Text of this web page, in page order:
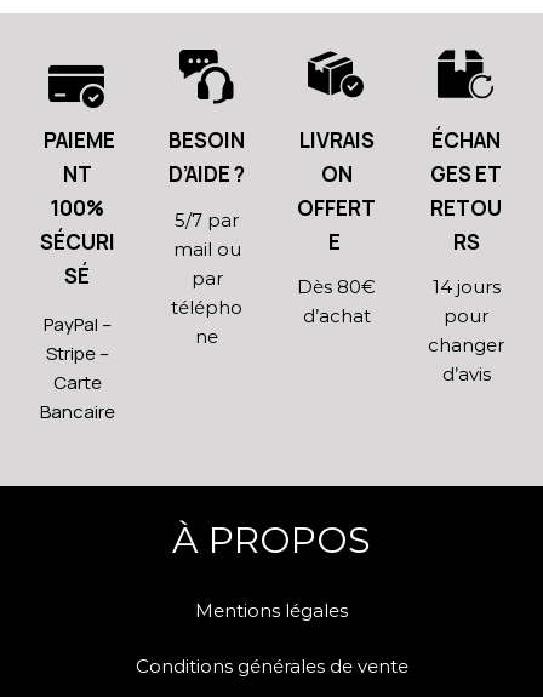
PAIEME
NT
100%
SÉCURI
SÉ
PayPal –
Stripe –
Carte
Bancaire
BESOIN
D’AIDE ?
5/7 par
mail ou
par
télépho
ne
LIVRAIS
ON
OFFERT
E
Dès 80€
d’achat
ÉCHAN
GES ET
RETOU
RS
14 jours
pour
changer
d’avis
À PROPOS
Mentions légales
Conditions générales de vente